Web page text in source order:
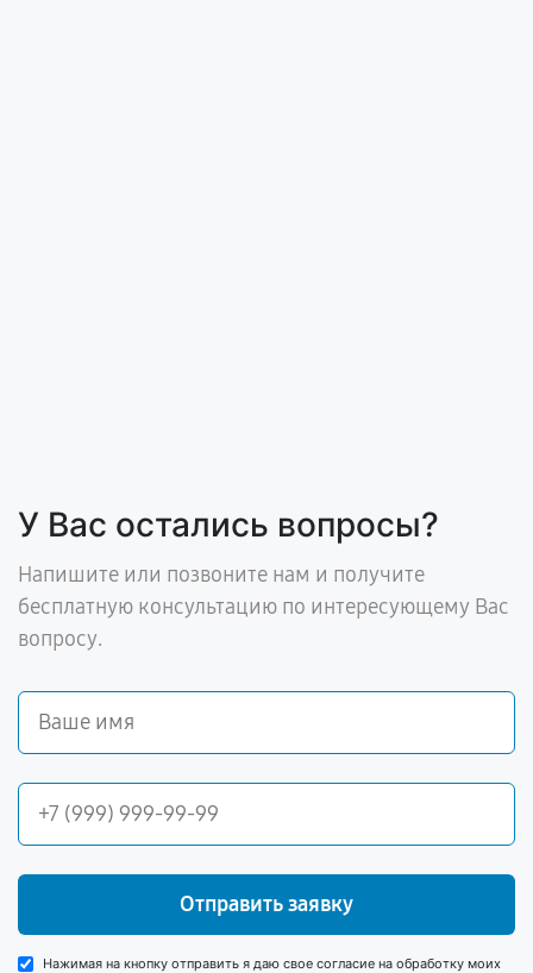
У Вас остались вопросы?
Напишите или позвоните нам и получите
бесплатную консультацию по интересующему Вас
вопросу.
Отправить заявку
Нажимая на кнопку отправить я даю свое согласие на обработку моих